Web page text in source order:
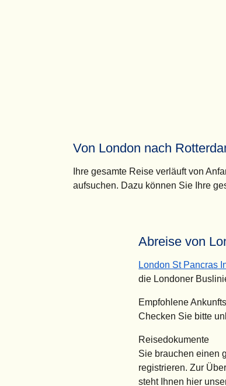
Von London nach
Ihre gesamte Reise verläuft von
aufsuchen. Dazu können Sie Ihre
Abreise von
London St Pancras
die Londoner
Empfohlene
Checken Sie bitte
Reisedokumente
Sie brauchen einen
registrieren. Zur
steht Ihnen hier